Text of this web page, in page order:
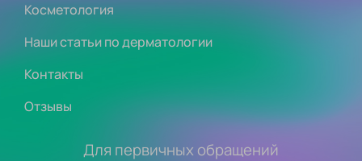
Косметология
Наши статьи по дерматологии
Контакты
Отзывы
Для первичных обращений